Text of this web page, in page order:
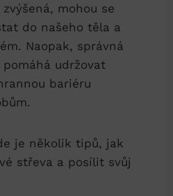
mohou se
do našeho těla a
Naopak, správná
udržovat
bariéru
je několik tipů, jak
střeva a posílit svůj